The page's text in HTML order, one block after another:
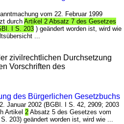
vom 22. Februar 1999
durchArtikel 2 Absatz 7 des Gesetzes
I S. 203 ) geändert worden ist, wird wie
...
zivilrechtlichen Durchsetzung
Vorschriften des
des Bürgerlichen Gesetzbuchs
Januar 2002 (BGBl. I S. 42, 2909; 2003
Artikel2 Absatz 5 des Gesetzes vom
203) geändert worden ist, wird wie ...